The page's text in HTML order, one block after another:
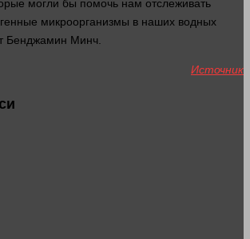
могли бы помочь нам отслеживать
микроорганизмы в наших водных
Бенджамин Минч.
Источник